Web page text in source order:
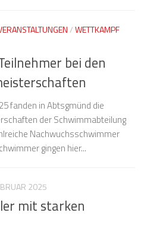
/WETTKAMPF
bei den
fanden in Abtsgmünd die
der Schwimmabteilung
Nachwuchsschwimmer
gingen hier...
2025
mit starken